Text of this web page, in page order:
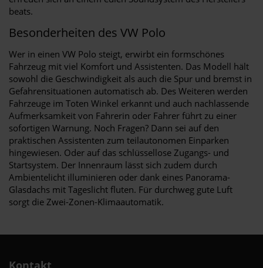
beats.
Besonderheiten des VW Polo
Wer in einen VW Polo steigt, erwirbt ein formschönes
Fahrzeug mit viel Komfort und Assistenten. Das Modell hält
sowohl die Geschwindigkeit als auch die Spur und bremst in
Gefahrensituationen automatisch ab. Des Weiteren werden
Fahrzeuge im Toten Winkel erkannt und auch nachlassende
Aufmerksamkeit von Fahrerin oder Fahrer führt zu einer
sofortigen Warnung. Noch Fragen? Dann sei auf den
praktischen Assistenten zum teilautonomen Einparken
hingewiesen. Oder auf das schlüssellose Zugangs- und
Startsystem. Der Innenraum lässt sich zudem durch
Ambientelicht illuminieren oder dank eines Panorama-
Glasdachs mit Tageslicht fluten. Für durchweg gute Luft
sorgt die Zwei-Zonen-Klimaautomatik.
Kontakt